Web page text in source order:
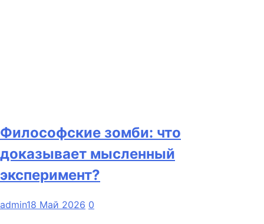
Философские зомби: что
доказывает мысленный
эксперимент?
admin18 Май 2026 0